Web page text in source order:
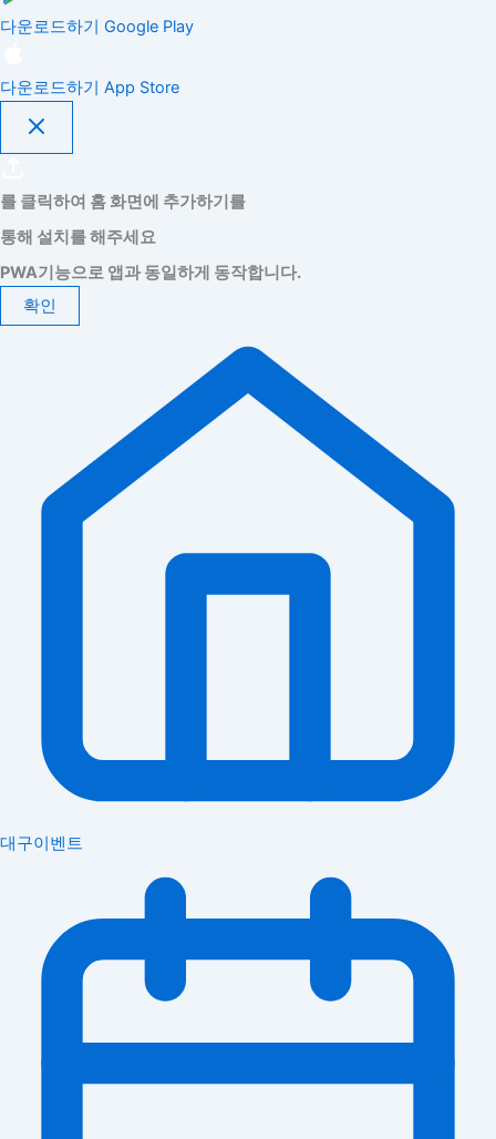
다운로드하기 Google Play
다운로드하기 App Store
를 클릭하여 홈 화면에 추가하기를
통해 설치를 해주세요
PWA기능으로 앱과 동일하게 동작합니다.
확인
대구이벤트